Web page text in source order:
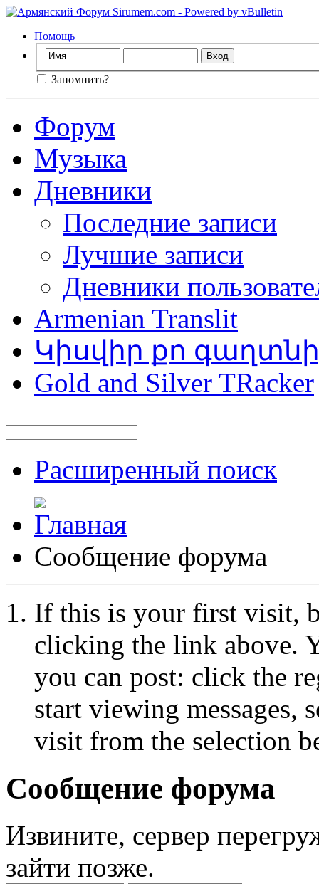
Помощь
Запомнить?
Форум
Музыка
Дневники
Последние записи
Лучшие записи
Дневники
Armenian Translit
Կիսվիր քո
Gold and Silver TRacker
Расширенный поиск
Сообщение форума
If this is your first visit,
clicking the link above.
you can post: click the
start viewing messages,
visit from the selection
Сообщение форума
Извините, сервер
зайти позже.